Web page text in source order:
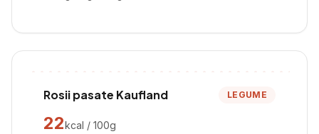
Rosii pasate Kaufland LEGUME
22kcal / 100g